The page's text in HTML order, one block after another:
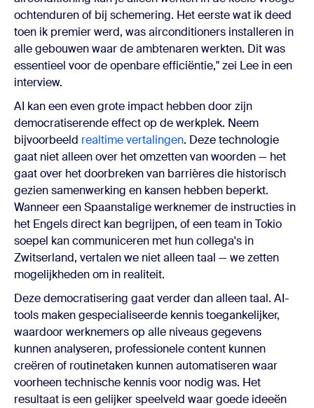
ochtenduren of bij schemering. Het eerste wat ik deed
toen ik premier werd, was airconditioners installeren in
alle gebouwen waar de ambtenaren werkten. Dit was
essentieel voor de openbare efficiëntie," zei Lee in een
interview.
AI kan een even grote impact hebben door zijn
democratiserende effect op de werkplek. Neem
bijvoorbeeld realtime vertalingen. Deze technologie
gaat niet alleen over het omzetten van woorden — het
gaat over het doorbreken van barrières die historisch
gezien samenwerking en kansen hebben beperkt.
Wanneer een Spaanstalige werknemer de instructies in
het Engels direct kan begrijpen, of een team in Tokio
soepel kan communiceren met hun collega's in
Zwitserland, vertalen we niet alleen taal — we zetten
mogelijkheden om in realiteit.
Deze democratisering gaat verder dan alleen taal. AI-
tools maken gespecialiseerde kennis toegankelijker,
waardoor werknemers op alle niveaus gegevens
kunnen analyseren, professionele content kunnen
creëren of routinetaken kunnen automatiseren waar
voorheen technische kennis voor nodig was. Het
resultaat is een gelijker speelveld waar goede ideeën